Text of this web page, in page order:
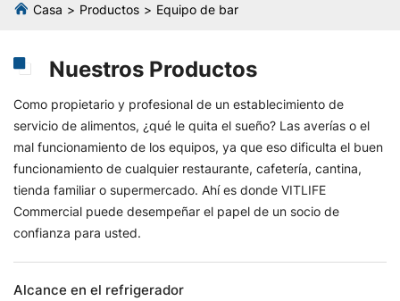
Casa Productos Equipo de bar
Nuestros Productos
Como propietario y profesional de un establecimiento de
servicio de alimentos, ¿qué le quita el sueño? Las averías o el
mal funcionamiento de los equipos, ya que eso dificulta el buen
funcionamiento de cualquier restaurante, cafetería, cantina,
tienda familiar o supermercado. Ahí es donde VITLIFE
Commercial puede desempeñar el papel de un socio de
confianza para usted.
Alcance en el refrigerador